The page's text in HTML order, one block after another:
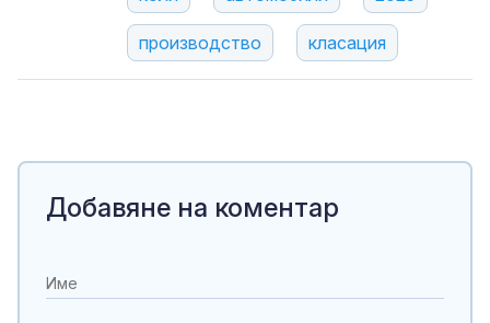
производство класация
Добавяне на коментар